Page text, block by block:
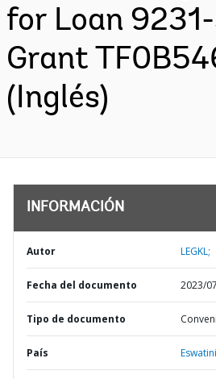
for Loan
Grant
(Inglés)
INFORMACIÓN
Autor LEGKL;
Fecha del documento 2023/
Tipo de documento
País